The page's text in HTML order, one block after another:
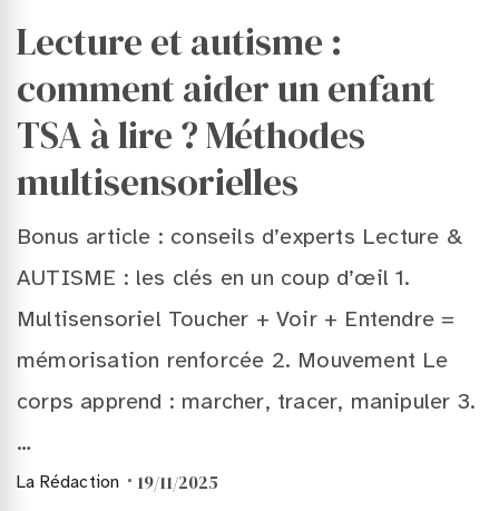
Lecture et autisme :
comment aider un enfant
TSA à lire ? Méthodes
multisensorielles
Bonus article : conseils d’experts Lecture &
AUTISME : les clés en un coup d’œil 1.
Multisensoriel Toucher + Voir + Entendre =
mémorisation renforcée 2. Mouvement Le
corps apprend : marcher, tracer, manipuler 3.
…
La Rédaction 19/11/2025